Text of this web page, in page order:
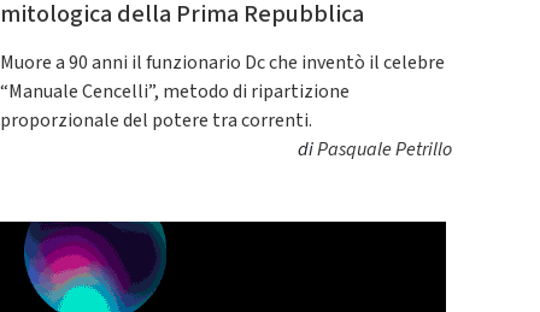
mitologica della Prima Repubblica
Muore a 90 anni il funzionario Dc che inventò il celebre
“Manuale Cencelli”, metodo di ripartizione
proporzionale del potere tra correnti.
diPasquale Petrillo